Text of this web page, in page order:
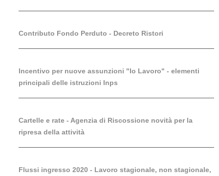
Contributo Fondo Perduto - Decreto Ristori
Incentivo per nuove assunzioni "Io Lavoro" - elementi
principali delle istruzioni Inps
Cartelle e rate - Agenzia di Riscossione novità per la
ripresa della attività
Flussi ingresso 2020 - Lavoro stagionale, non stagionale,